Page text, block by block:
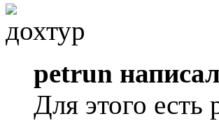
petrun
Для этого есть